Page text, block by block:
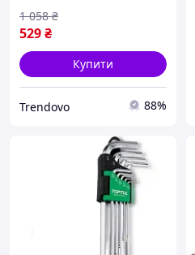
529₴
1 058 ₴
Купити
Trendovo 88%